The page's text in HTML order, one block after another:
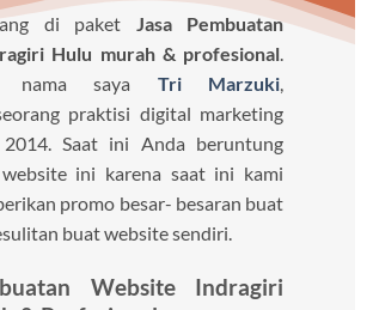
di paket Jasa Pembuatan
Hulu murah & profesional.
nama saya Tri Marzuki,
praktisi digital marketing
Saat ini Anda beruntung
website ini karena saat ini kami
promo besar- besaran buat
buat website sendiri.
Website Indragiri